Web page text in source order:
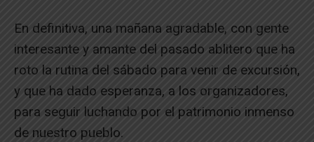
En definitiva, una mañana agradable, con gente
interesante y amante del pasado ablitero que ha
roto la rutina del sábado para venir de excursión,
y que ha dado esperanza, a los organizadores,
para seguir luchando por el patrimonio inmenso
de nuestro pueblo.